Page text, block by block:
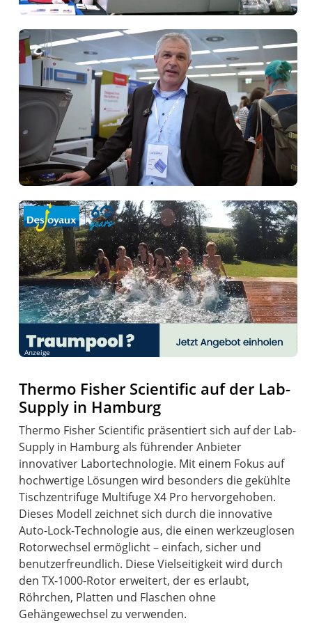
Anzeige
Thermo Fisher Scientific auf der Lab-
Supply in Hamburg
Thermo Fisher Scientific präsentiert sich auf der Lab-
Supply in Hamburg als führender Anbieter
innovativer Labortechnologie. Mit einem Fokus auf
hochwertige Lösungen wird besonders die gekühlte
Tischzentrifuge Multifuge X4 Pro hervorgehoben.
Dieses Modell zeichnet sich durch die innovative
Auto-Lock-Technologie aus, die einen werkzeuglosen
Rotorwechsel ermöglicht – einfach, sicher und
benutzerfreundlich. Diese Vielseitigkeit wird durch
den TX-1000-Rotor erweitert, der es erlaubt,
Röhrchen, Platten und Flaschen ohne
Gehängewechsel zu verwenden.